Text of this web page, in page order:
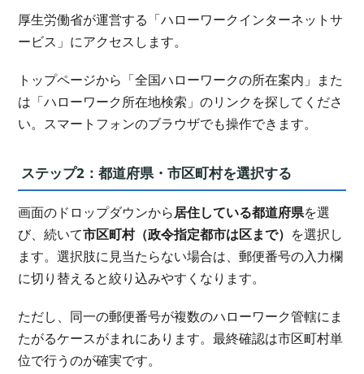
厚生労働省が運営する「ハローワークインターネットサ
ービス」にアクセスします。
トップページから「全国ハローワークの所在案内」また
は「ハローワーク所在地検索」のリンクを探してくださ
い。スマートフォンのブラウザでも操作できます。
ステップ2：都道府県・市区町村を選択する
画面のドロップダウンから居住している都道府県を選
び、続いて市区町村（政令指定都市は区まで） を選択し
ます。選択肢に見当たらない場合は、郵便番号の入力欄
に切り替えると絞り込みやすくなります。
ただし、同一の郵便番号が複数のハローワーク管轄にま
たがるケースがまれにあります。最終確認は市区町村単
位で行うのが確実です。